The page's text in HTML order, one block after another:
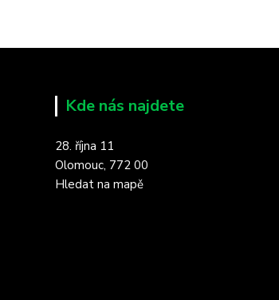
Kde nás najdete
28. října 11
Olomouc, 772 00
Hledat na mapě